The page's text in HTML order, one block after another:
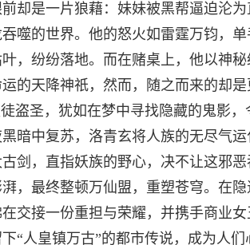
第64集 第65集 第66集
却是一片狼藉：妹妹被黑帮逼迫沦为
噬的世界。他的怒火如雷霆万钧，单
，纷纷落地。而在赌桌上，他以神秘
的天降神祇，然而，随之而来的却是
盗圣，犹如在梦中寻找隐藏的鬼影，
暗中复苏，洛青玄将人族的无尽气运
剑，直指妖族的野心，决不让这邪恶
，最终整顿万仙盟，重塑苍穹。在隐
交接一份重担与荣耀，并携手商业女
“人皇镇万古”的都市传说，成为人们